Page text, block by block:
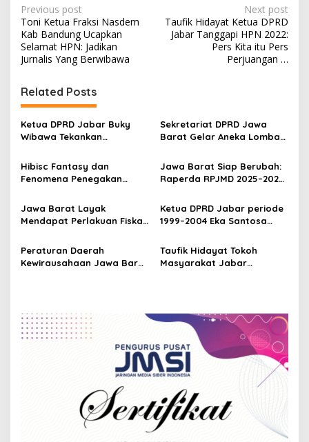
P
o
s
t
n
a
v
i
g
a
t
i
o
n
Previous post
Toni Ketua Fraksi Nasdem
Kab Bandung Ucapkan
Selamat HPN: Jadikan
Jurnalis Yang Berwibawa
Next post
Taufik Hidayat Ketua DPRD
Jabar Tanggapi HPN 2022:
Pers Kita itu Pers
Perjuangan …
Related Posts
Ketua DPRD Jabar Buky
Wibawa Tekankan
Tradisi pada Dies Natalis
ke-58 ISBI Bandung
Sekretariat DPRD Jawa
Barat Gelar Aneka Lomba
Hibisc Fantasy dan
Fenomena Penegakan
Barat
Jawa Barat Siap Berubah:
Raperda RPJMD 2025–2029
Depan Lebih Adil
Jawa Barat Layak
Mendapat Perlakuan Fiskal
Ketua DPRD Jabar periode
1999–2004 Eka Santosa
Dedi Mulyadi: “Wartawan
Masih Terabaikan”
Peraturan Daerah
Kewirausahaan Jawa Barat
Taufik Hidayat Tokoh
Masyarakat Jabar